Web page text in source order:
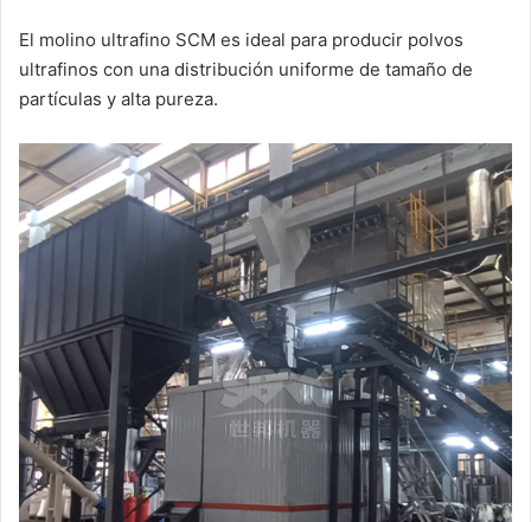
El molino ultrafino SCM es ideal para producir polvos
ultrafinos con una distribución uniforme de tamaño de
partículas y alta pureza.